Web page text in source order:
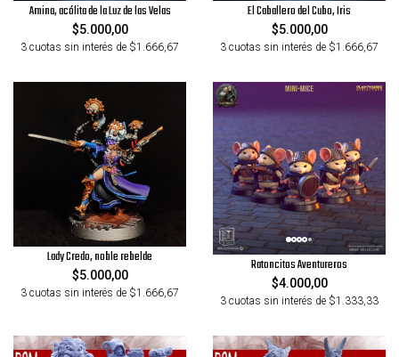
Amina, acólita de la Luz de las Velas
$5.000,00
3 cuotas sin interés de $1.666,67
El Caballero del Cubo, Iris
$5.000,00
3 cuotas sin interés de $1.666,67
Lady Credo, noble rebelde
$5.000,00
3 cuotas sin interés de $1.666,67
Ratoncitos Aventureros
$4.000,00
3 cuotas sin interés de $1.333,33